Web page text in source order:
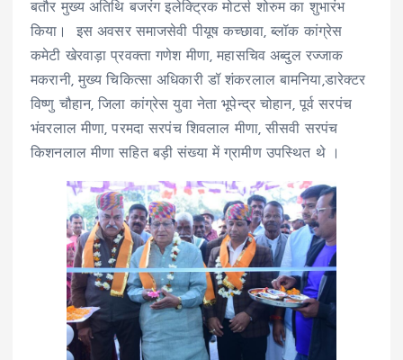
बतौर मुख्य अतिथि बजरंग इलेक्ट्रिक मोटर्स शोरुम का शुभारंभ
किया। इस अवसर समाजसेवी पीयूष कच्छावा, ब्लॉक कांग्रेस
कमेटी खेरवाड़ा प्रवक्ता गणेश मीणा, महासचिव अब्दुल रज्जाक
मकरानी, मुख्य चिकित्सा अधिकारी डॉ शंकरलाल बामनिया,डारेक्टर
विष्णु चौहान, जिला कांग्रेस युवा नेता भूपेन्द्र चोहान, पूर्व सरपंच
भंवरलाल मीणा, परमदा सरपंच शिवलाल मीणा, सीसवी सरपंच
किशनलाल मीणा सहित बड़ी संख्या में ग्रामीण उपस्थित थे ।